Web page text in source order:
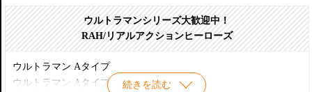
ウルトラマンシリーズ大歓迎中！
RAH/リアルアクションヒーローズ
続きを読む
ウルトラマン Aタイプ
ウルトラマン Aタイプ Ver.2.0